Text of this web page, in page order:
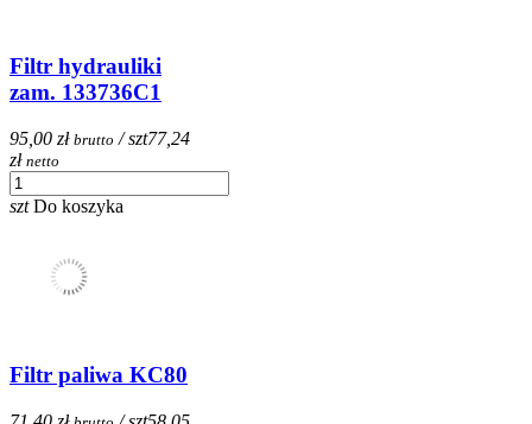
Filtr hydrauliki
zam. 133736C1
95,00 zł brutto / szt77,24
zł netto
szt Do koszyka
Filtr paliwa KC80